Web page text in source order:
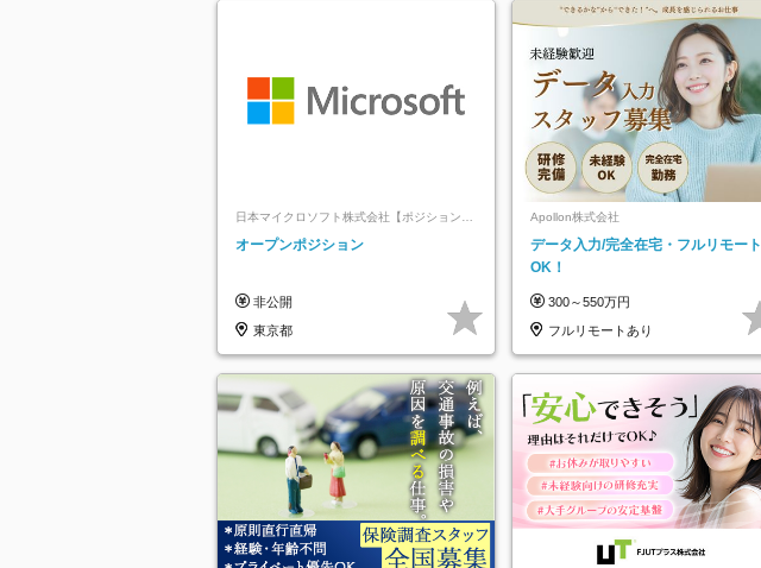
日本マイクロソフト株式会社【ポジションマ
ッチ登録】
オープンポジション
非公開
東京都
Apollon株式会社
データ入力/完全在宅・フルリモート
OK！
300～550万円
フルリモートあり